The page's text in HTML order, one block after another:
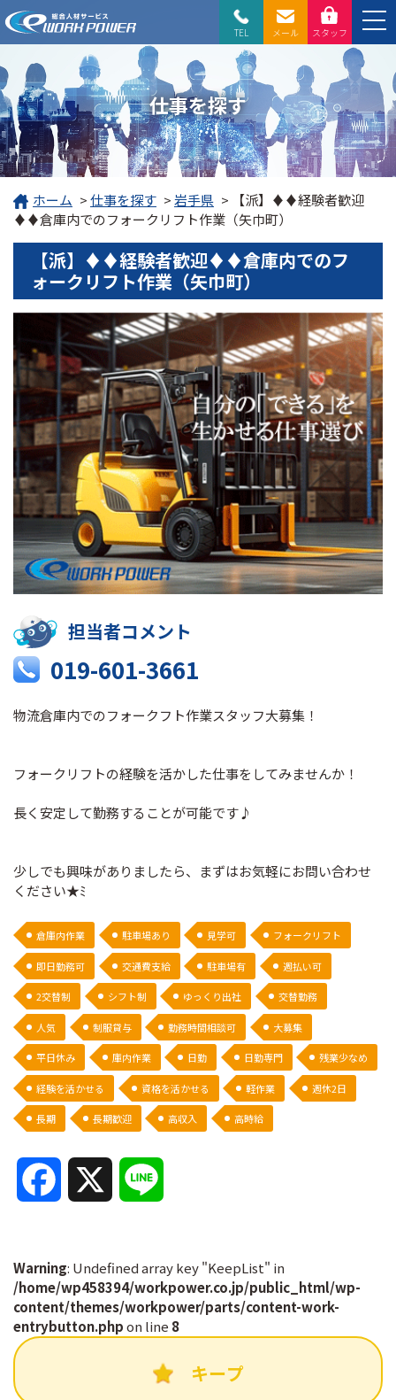
TEL メール スタッフ
仕事を探す
ホーム >仕事を探す >岩手県 >
【派】♦♦経験者歓迎
♦♦倉庫内でのフォークリフト作業（矢巾町）
【派】♦♦経験者歓迎♦♦倉庫内でのフ
ォークリフト作業（矢巾町）
担当者コメント
019-601-3661
物流倉庫内でのフォークフト作業スタッフ大募集！
フォークリフトの経験を活かした仕事をしてみませんか！
長く安定して勤務することが可能です♪
少しでも興味がありましたら、まずはお気軽にお問い合わせ
ください★ﾐ
倉庫内作業 駐車場あり 見学可 フォークリフト
即日勤務可 交通費支給 駐車場有 週払い可
2交替制 シフト制 ゆっくり出社 交替勤務
人気 制服貸与 勤務時間相談可 大募集
平日休み 庫内作業 日勤 日勤専門 残業少なめ
経験を活かせる 資格を活かせる 軽作業 週休2日
長期 長期歓迎 高収入 高時給
c
e
n
e
Warning: Undefined array key "KeepList" in
/home/wp458394/workpower.co.jp/public_html/wp-
content/themes/workpower/parts/content-work-
entrybutton.phpon line 8
キープ